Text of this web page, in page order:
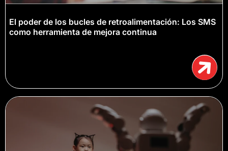
El poder de los bucles de retroalimentación: Los SMS
como herramienta de mejora continua